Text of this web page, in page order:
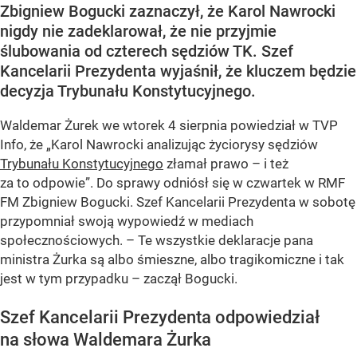
Zbigniew Bogucki zaznaczył, że Karol Nawrocki
nigdy nie zadeklarował, że nie przyjmie
ślubowania od czterech sędziów TK. Szef
Kancelarii Prezydenta wyjaśnił, że kluczem będzie
decyzja Trybunału Konstytucyjnego.
Waldemar Żurek we wtorek 4 sierpnia powiedział w TVP
Info, że „Karol Nawrocki analizując życiorysy sędziów
Trybunału Konstytucyjnego złamał prawo – i też
za to odpowie”. Do sprawy odniósł się w czwartek w RMF
FM Zbigniew Bogucki. Szef Kancelarii Prezydenta w sobotę
przypomniał swoją wypowiedź w mediach
społecznościowych. – Te wszystkie deklaracje pana
ministra Żurka są albo śmieszne, albo tragikomiczne i tak
jest w tym przypadku – zaczął Bogucki.
Szef Kancelarii Prezydenta odpowiedział
na słowa Waldemara Żurka